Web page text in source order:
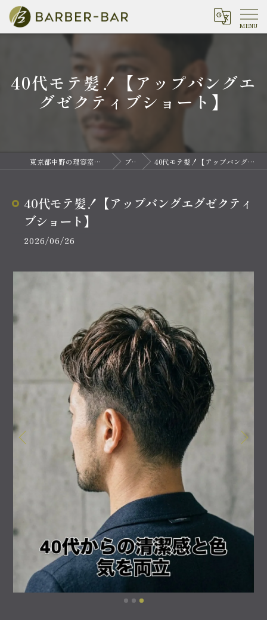
40代モテ髪！【アップバングエ
グゼクティブショート】
東京都中野の理容室ならバーバーバー 中野 ブログ 40代モテ髪！【アップバングエグゼクティブショート】
40代モテ髪！【アップバングエグゼクティ
ブショート】
2026/06/26